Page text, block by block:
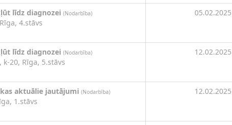
līdz diagnozei (Nodarbība)
4.stāvs
05.02.2025
līdz diagnozei (Nodarbība)
20, Rīga, 5.stāvs
12.02.2025
aktuālie jautājumi (Nodarbība)
1.stāvs
12.02.2025